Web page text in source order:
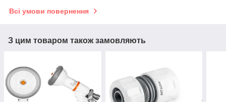
Всі умови повернення
З цим товаром також замовляють